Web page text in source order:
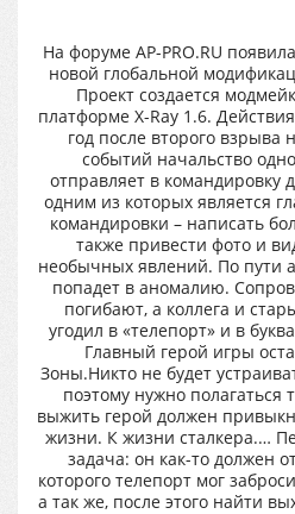
На форуме AP-PRO.RU
новой глобальной
Проект создается
платформе X-Ray 1.6.
год после второго взрыва
событий начальство
отправляет в командировку
одним из которых является
командировки – написать
также привести фото и
необычных явлений. По пути
попадет в аномалию.
погибают, а коллега и
угодил в «телепорт» и в
Главный герой игры
Зоны.Никто не будет
поэтому нужно полагаться
выжить герой должен
жизни. К жизни сталкера.…
задача: он как-то должен
которого телепорт мог
а так же, после этого найти